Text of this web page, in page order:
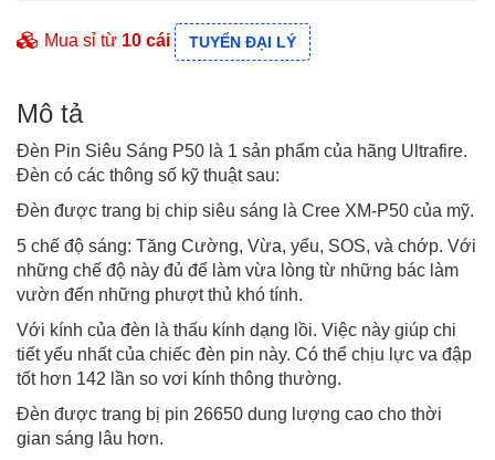
Mua sỉ từ 10 cái TUYỂN ĐẠI LÝ
Mô tả
Đèn Pin Siêu Sáng P50 là 1 sản phẩm của hãng Ultrafire.
Đèn có các thông số kỹ thuật sau:
Đèn được trang bị chip siêu sáng là Cree XM-P50 của mỹ.
5 chế độ sáng: Tăng Cường, Vừa, yếu, SOS, và chớp. Với
những chế độ này đủ để làm vừa lòng từ những bác làm
vườn đến những phượt thủ khó tính.
Với kính của đèn là thấu kính dạng lồi. Việc này giúp chi
tiết yếu nhất của chiếc đèn pin này. Có thể chịu lực va đập
tốt hơn 142 lần so vơi kính thông thường.
Đèn được trang bị pin 26650 dung lượng cao cho thời
gian sáng lâu hơn.